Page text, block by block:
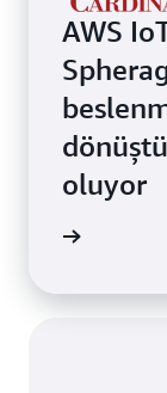
AWS
oluyor